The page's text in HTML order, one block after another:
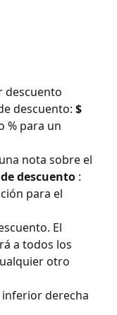
descuento
descuento: $
% para un
nota sobre el
descuento :
para el
El
a todos los
otro
derecha